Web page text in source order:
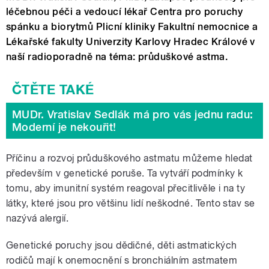
léčebnou péči a vedoucí lékař Centra pro poruchy
spánku a biorytmů Plicní kliniky Fakultní nemocnice a
Lékařské fakulty Univerzity Karlovy Hradec Králové v
naší radioporadně na téma: průduškové astma.
MUDr. Vratislav Sedlák má pro vás jednu radu:
Moderní je nekouřit!
Příčinu a rozvoj průduškového astmatu můžeme hledat
především v genetické poruše. Ta vytváří podmínky k
tomu, aby imunitní systém reagoval přecitlivěle i na ty
látky, které jsou pro většinu lidí neškodné. Tento stav se
nazývá alergií.
Genetické poruchy jsou dědičné, děti astmatických
rodičů mají k onemocnění s bronchiálním astmatem